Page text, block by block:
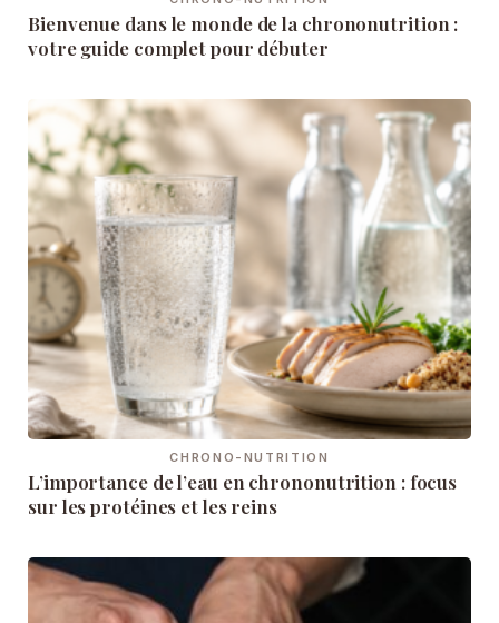
Bienvenue dans le monde de la chrononutrition :
votre guide complet pour débuter
CHRONO-NUTRITION
L’importance de l’eau en chrononutrition : focus
sur les protéines et les reins